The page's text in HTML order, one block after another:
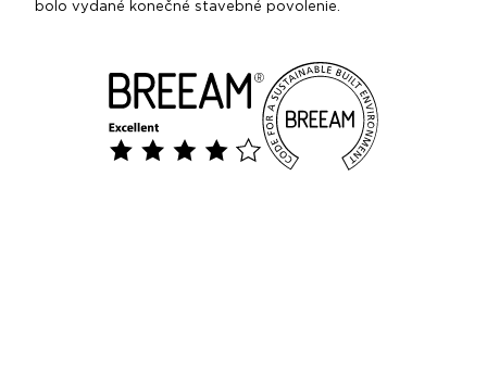
bolo vydané konečné stavebné povolenie.